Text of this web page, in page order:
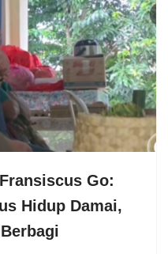
Go:
Hidup Damai,